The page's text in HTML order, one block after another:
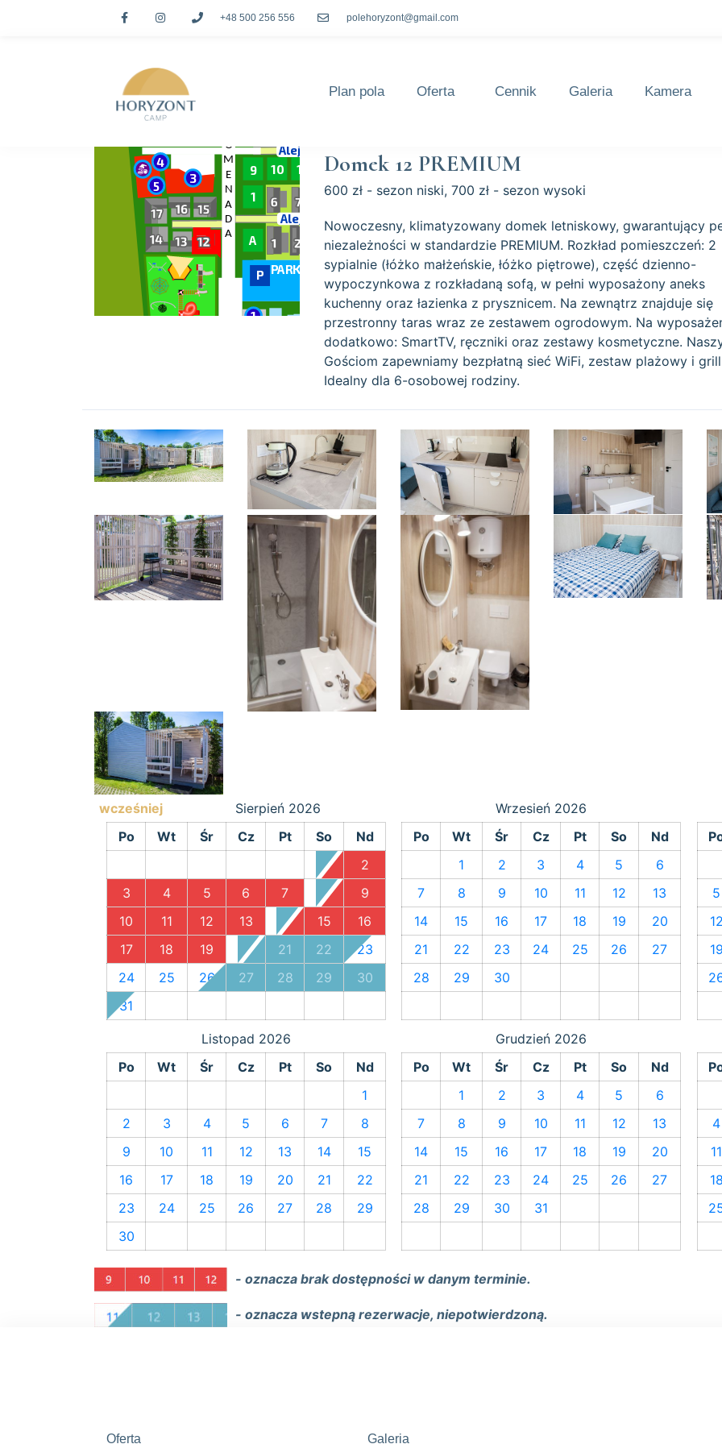
+48 500 256 556 polehoryzont@gmail.com
Plan pola Oferta Cennik Galeria Kamera
Domek 12 PREMIUM
600 zł - sezon niski, 700 zł - sezon wysoki
Nowoczesny, klimatyzowany domek letniskowy, gwarantujący
niezależności w standardzie PREMIUM. Rozkład pomieszczeń: 2
sypialnie (łóżko małżeńskie, łóżko piętrowe), część dzienno-
wypoczynkowa z rozkładaną sofą, w pełni wyposażony aneks
kuchenny oraz łazienka z prysznicem. Na zewnątrz znajduje się
przestronny taras wraz ze zestawem ogrodowym. Na
dodatkowo: SmartTV, ręczniki oraz zestawy kosmetyczne.
Gościom zapewniamy bezpłatną sieć WiFi, zestaw plażowy i
Idealny dla 6-osobowej rodziny.
wcześniej Sierpień 2026
Po
Wt Śr Cz Pt So
Nd
1
2
3
4 5 6 7 8
9
10
11 12 13 14 15
16
17
18 19 20 21 22
23
24
25 26 27 28 29
30
31
Wrzesień 2026
Po
Wt Śr Cz Pt So
Nd
1
2 3 4 5
6
7
8 9 10 11 12
13
14
15 16 17 18 19
20
21
22 23 24 25 26
27
28
29 30
5
Listopad 2026
Po
Wt Śr Cz Pt So
Nd
1
2
3 4 5 6 7
8
9
10 11 12 13 14
15
16
17 18 19 20 21
22
23
24 25 26 27 28
29
30
Grudzień 2026
Po
Wt Śr Cz Pt So
Nd
1
2 3 4 5
6
7
8 9 10 11 12
13
14
15 16 17 18 19
20
21
22 23 24 25 26
27
28
29 30 31
4
11
- oznacza brak dostępności w danym terminie.
- oznacza wstepną rezerwacje, niepotwierdzoną.
Oferta Galeria